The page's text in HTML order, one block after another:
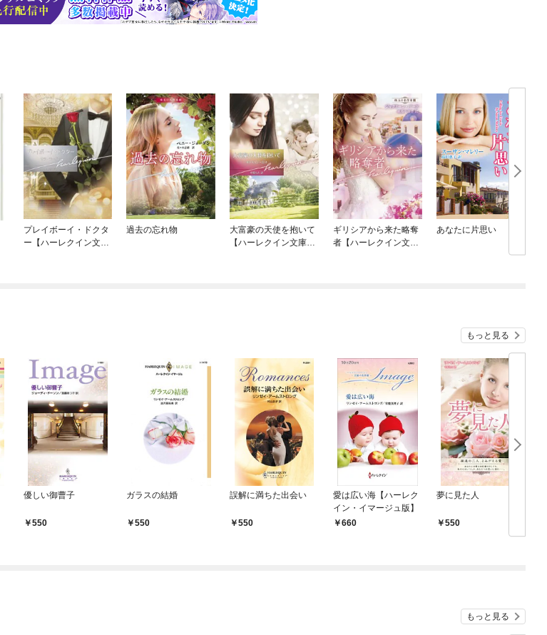
プレイボーイ・ドクタ
ー【ハーレクイン文庫
過去の忘れ物
大富豪の天使を抱いて
【ハーレクイン文庫
ギリシアから来た略奪
者【ハーレクイン文庫
あなたに片思い
もっと見る
優しい御曹子
550
ガラスの結婚
550
誤解に満ちた出会い
550
愛は広い海【ハーレク
イン・イマージュ版】
660
夢に見た人
550
もっと見る